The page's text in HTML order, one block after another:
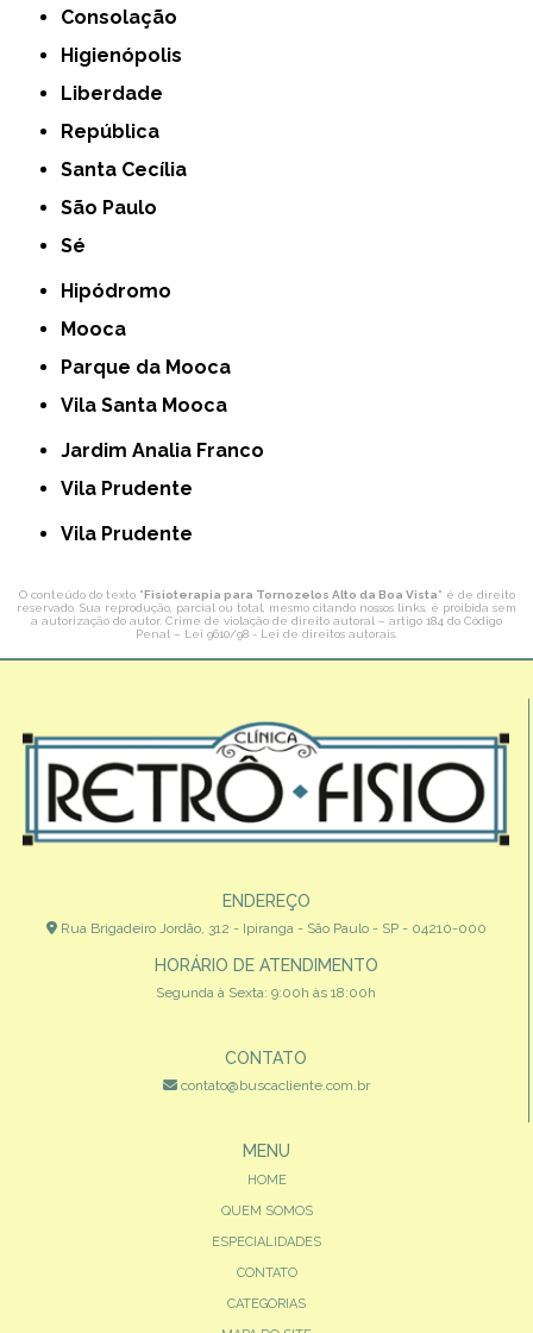
Consolação
Higienópolis
Liberdade
República
Santa Cecília
São Paulo
Sé
Hipódromo
Mooca
Parque da Mooca
Vila Santa Mooca
Jardim Analia Franco
Vila Prudente
Vila Prudente
O conteúdo do texto "Fisioterapia para Tornozelos Alto da Boa Vista" é de direito
reservado. Sua reprodução, parcial ou total, mesmo citando nossos links, é proibida sem
a autorização do autor. Crime de violação de direito autoral – artigo 184 do Código
Penal – Lei 9610/98 - Lei de direitos autorais
ENDEREÇO
Rua Brigadeiro Jordão, 312 - Ipiranga - São Paulo - SP - 04210-000
HORÁRIO DE ATENDIMENTO
Segunda à Sexta: 9:00h às 18:00h
CONTATO
contato@buscacliente.com.br
MENU
HOME
QUEM SOMOS
ESPECIALIDADES
CONTATO
CATEGORIAS